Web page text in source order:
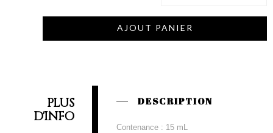
AJOUT PANIER
PLUS
D'INFO
DESCRIPTION
Contenance : 15 mL